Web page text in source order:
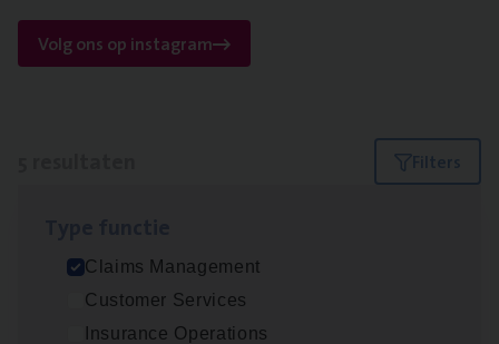
Volg ons op instagram
Filters
Claims Management
Customer Services
Insurance Operations
Busi­ness Analyst
IT, Change & Innovation
Antwerpen